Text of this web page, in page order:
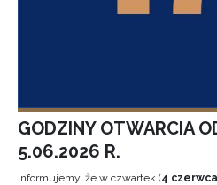
GODZINY OTWARCIA
5.06.2026 R.
Informujemy, że w czwartek (4